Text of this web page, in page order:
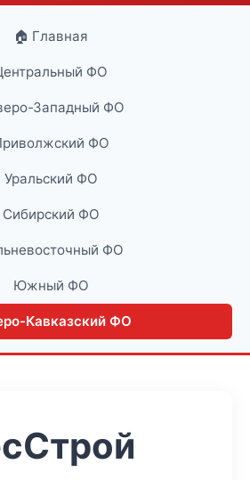
🏠 Главная
ФО
Западный ФО
ФО
Уральский ФО
Сибирский ФО
ФО
Южный ФО
Кавказский ФО